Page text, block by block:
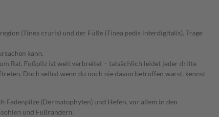
(Tinea cruris) und der Füße (Tinea pedis interdigitalis). Trage
kann.
Rat. Fußpilz ist weit verbreitet – tatsächlich leidet jeder dritte
Doch selbst wenn du noch nie davon betroffen warst, kennst
Fadenpilze (Dermatophyten) und Hefen, vor allem in den
und Fußrändern.